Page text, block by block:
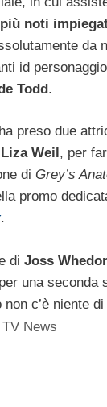
noti
da
id
Todd.
ha preso due
Liza Weil , per
di Grey’s
promo
.
di Joss
una seconda
c’è niente
News